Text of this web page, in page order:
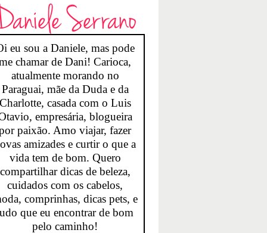
Serrano
eu sou a Daniele, mas pode
chamar de Dani! Carioca,
atualmente morando no
Paraguai, mãe da Duda e da
casada com o Luis
empresária, blogueira
paixão. Amo viajar, fazer
amizades e curtir o que a
vida tem de bom. Quero
compartilhar dicas de beleza,
cuidados com os cabelos,
comprinhas, dicas pets, e
que eu encontrar de bom
pelo caminho!